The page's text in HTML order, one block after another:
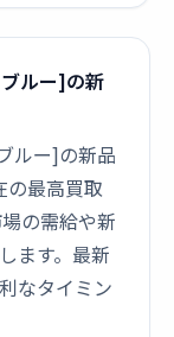
ルー]の新
ルー]の新品
の最高買取
の需給や新
ます。最新
なタイミン